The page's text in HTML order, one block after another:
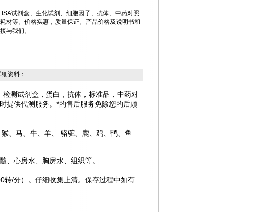
试剂盒、生化试剂、细胞因子、抗体、中药对照
材等。价格实惠，质量保证。产品价格及说明书和
与我们。
资料：
测试剂盒，蛋白，抗体，标准品，中药对
提供代测服务。*的售后服务免除您的后顾
、马、牛、羊、
骆驼、鹿、 鸡、鸭、鱼
、心房水、胸房水、组织等。
/分）。仔细收集上清。保存过程中如有